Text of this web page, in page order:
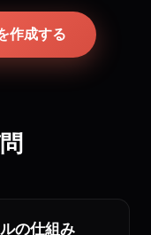
作成する
の仕組み